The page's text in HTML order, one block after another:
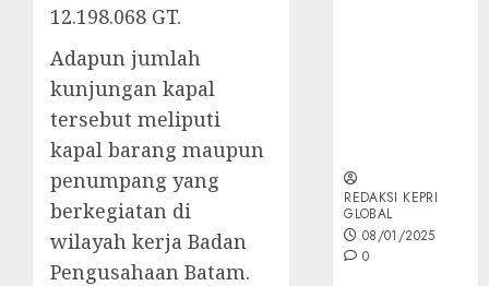
12.198.068 GT.
Adapun jumlah
kunjungan kapal
tersebut meliputi
kapal barang maupun
penumpang yang
berkegiatan di
wilayah kerja Badan
Pengusahaan Batam.
REDAKSI KEPRI
GLOBAL
08/01/2025
0